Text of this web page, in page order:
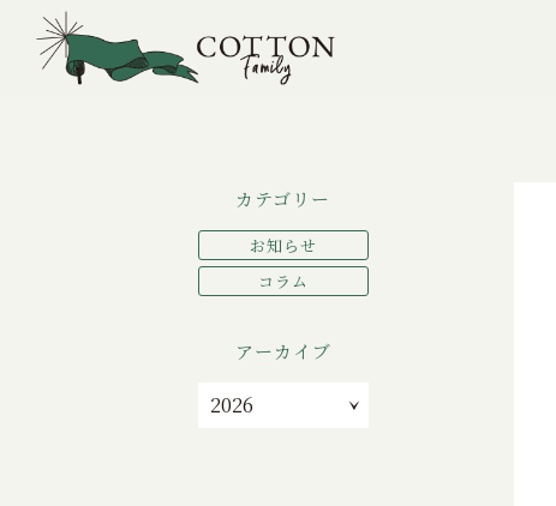
> コラム
カテゴリー
お知らせ
コラム
アーカイブ